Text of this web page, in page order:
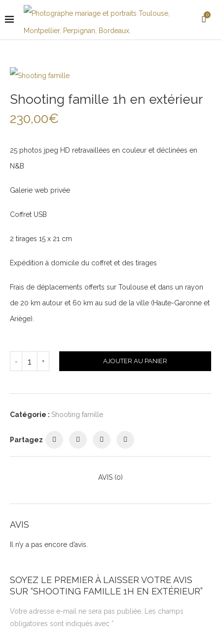
0
Shooting famille 1h en extérieur
230,00€
25 photos jpeg HD retravaillées en couleur et déclinées en
N&B
Galerie web privée
Coffret USB
2 tirages 15 x 21 cm
Expédition à domicile du coffret et des tirages
Frais de déplacements offerts sur Toulouse et dans un rayon
de 20 km autour et 60 km au sud de la ville (Haute-Garonne et
Ariège).
AJOUTER AU PANIER
Catégorie : Shooting famille
Partagez
AVIS (0)
AVIS
Il n’y a pas encore d’avis.
SOYEZ LE PREMIER À LAISSER VOTRE AVIS
SUR “SHOOTING FAMILLE 1H EN EXTÉRIEUR”
Votre adresse e-mail ne sera pas publiée.
Les champs
obligatoires sont indiqués avec *